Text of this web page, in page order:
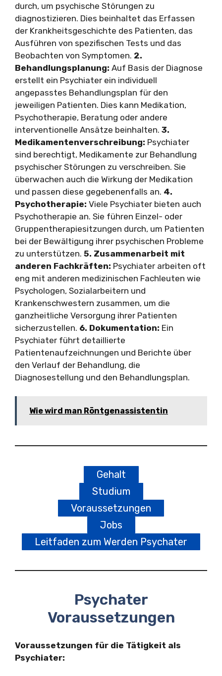
durch, um psychische Störungen zu
diagnostizieren. Dies beinhaltet das Erfassen
der Krankheitsgeschichte des Patienten, das
Ausführen von spezifischen Tests und das
Beobachten von Symptomen. 2.
Behandlungsplanung: Auf Basis der Diagnose
erstellt ein Psychiater ein individuell
angepasstes Behandlungsplan für den
jeweiligen Patienten. Dies kann Medikation,
Psychotherapie, Beratung oder andere
interventionelle Ansätze beinhalten. 3.
Medikamentenverschreibung: Psychiater
sind berechtigt, Medikamente zur Behandlung
psychischer Störungen zu verschreiben. Sie
überwachen auch die Wirkung der Medikation
und passen diese gegebenenfalls an. 4.
Psychotherapie: Viele Psychiater bieten auch
Psychotherapie an. Sie führen Einzel- oder
Gruppentherapiesitzungen durch, um Patienten
bei der Bewältigung ihrer psychischen Probleme
zu unterstützen. 5. Zusammenarbeit mit
anderen Fachkräften: Psychiater arbeiten oft
eng mit anderen medizinischen Fachleuten wie
Psychologen, Sozialarbeitern und
Krankenschwestern zusammen, um die
ganzheitliche Versorgung ihrer Patienten
sicherzustellen. 6. Dokumentation: Ein
Psychiater führt detaillierte
Patientenaufzeichnungen und Berichte über
den Verlauf der Behandlung, die
Diagnosestellung und den Behandlungsplan.
Wie wird man Röntgenassistentin
Gehalt
Studium
Voraussetzungen
Jobs
Leitfaden zum Werden Psychater
Psychater
Voraussetzungen
Voraussetzungen für die Tätigkeit als
Psychiater: